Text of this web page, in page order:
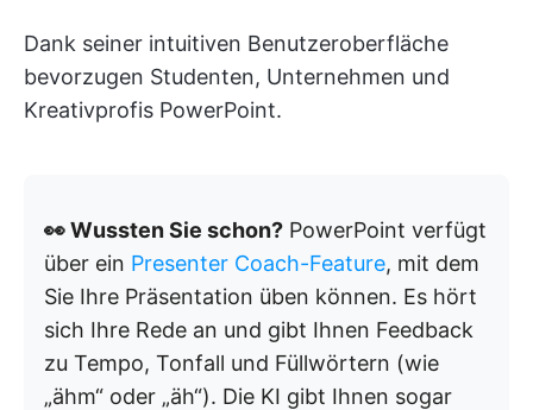
Dank seiner intuitiven Benutzeroberfläche
bevorzugen Studenten, Unternehmen und
Kreativprofis PowerPoint.
👀 Wussten Sie schon? PowerPoint verfügt
über ein Presenter Coach-Feature, mit dem
Sie Ihre Präsentation üben können. Es hört
sich Ihre Rede an und gibt Ihnen Feedback
zu Tempo, Tonfall und Füllwörtern (wie
„ähm“ oder „äh“). Die KI gibt Ihnen sogar